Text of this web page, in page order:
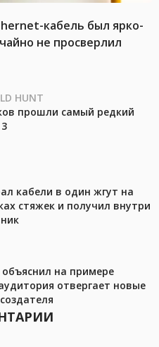
кабель был ярко-
не просверлил
HUNT
прошли самый редкий
кабели в один жгут на
стяжек и получил внутри
на примере
отвергает новые